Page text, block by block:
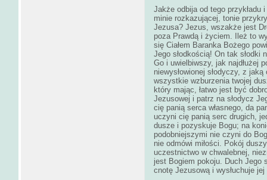
Jakże odbija od tego
minie rozkazującej, tonie
Jezusa? Jezus, wszakże jest
poza Prawdą i życiem. Ileż to
się Ciałem Baranka Bożego
Jego słodkością! On tak słodki
Go i uwielbiwszy, jak najdłużej
niewysłowionej słodyczy, z
wszystkie wzburzenia twojej
który mając, łatwo jest być
Jezusowej i patrz na słodycz
cię panią serca własnego, da
uczyni cię panią serc drugich,
dusze i pozyskuje Bogu; na
podobniejszymi nie czyni do
nie odmówi miłości. Pokój
uczestnictwo w chwalebnej,
jest Bogiem pokoju. Duch Jego
cnotę Jezusową i wysłuchuje jej